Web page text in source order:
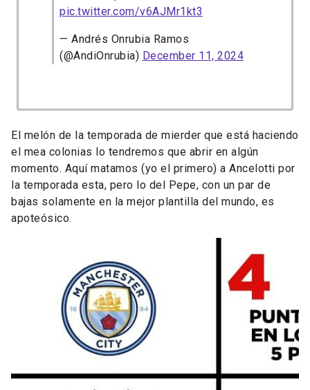
pic.twitter.com/v6AJMr1kt3
— Andrés Onrubia Ramos
(@AndiOnrubia) December 11, 2024
El melón de la temporada de mierder que está haciendo
el mea colonias lo tendremos que abrir en algún
momento. Aquí matamos (yo el primero) a Ancelotti por
la temporada esta, pero lo del Pepe, con un par de
bajas solamente en la mejor plantilla del mundo, es
apoteósico.